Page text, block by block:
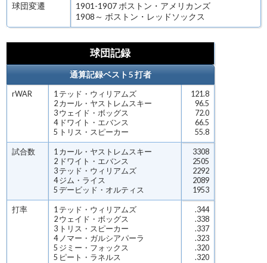
球団変遷
1901-1907 ボストン・アメリカンズ
1908～ ボストン・レッドソックス
球団記録
通算記録ベスト5 打者
rWAR
1 テッド・ウィリアムズ
2 カール・ヤストレムスキー
3 ウェイド・ボッグス
4 ドワイト・エバンス
5 トリス・スピーカー
121.8
96.5
72.0
66.5
55.8
試合数
1 カール・ヤストレムスキー
2 ドワイト・エバンス
3 テッド・ウィリアムズ
4 ジム・ライス
5 デービッド・オルティス
3308
2505
2292
2089
1953
打率
1 テッド・ウィリアムズ
2 ウェイド・ボッグス
3 トリス・スピーカー
4 ノマー・ガルシアパーラ
5 ジミー・フォックス
5 ピート・ラネルス
.344
.338
.337
.323
.320
.320